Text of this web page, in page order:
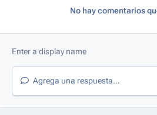
No hay comentarios
Agrega una respuesta...